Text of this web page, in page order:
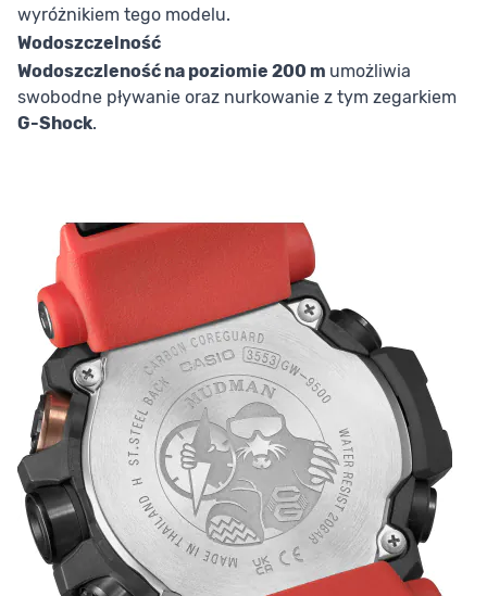
wyróżnikiem tego modelu.
Wodoszczelność
Wodoszczleność na poziomie 200 m umożliwia
swobodne pływanie oraz nurkowanie z tym zegarkiem
G-Shock.